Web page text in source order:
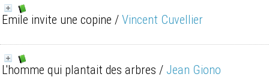
Emile invite une copine / Vincent Cuvellier
L'homme qui plantait des arbres / Jean Giono